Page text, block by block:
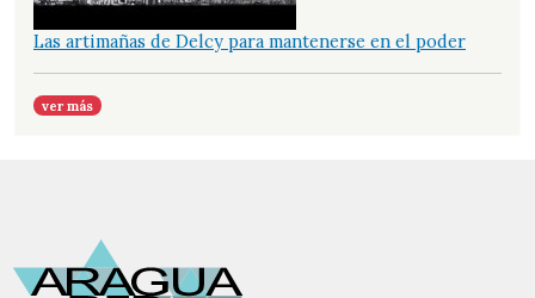
Las artimañas de Delcy para mantenerse en el poder
ver más